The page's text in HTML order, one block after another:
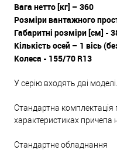
Вага нетто [кг] – 360
Розміри вантажного
Габаритні розміри [см] -
Кількість осей – 1 вісь
Колеса - 155/70 R13
У серію входять дві моделі.
Стандартна комплектація
характеристиках причепа
Стандартне обладнання